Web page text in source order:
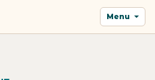
Menu